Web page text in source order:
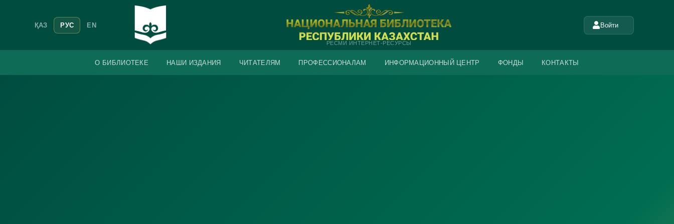
ҚАЗ РУС EN
РЕСМИ ИНТЕРНЕТ-РЕСУРСЫ
Войти
О БИБЛИОТЕКЕ НАШИ ИЗДАНИЯ ЧИТАТЕЛЯМ ПРОФЕССИОНАЛАМ ИНФОРМАЦИОННЫЙ ЦЕНТР ФОНДЫ КОНТАКТЫ